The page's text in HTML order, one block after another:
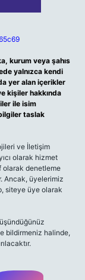
kurum veya şahıs
yalnızca kendi
yer alan içerikler
kişiler hakkında
ile isim
taslak
ve İletişim
olarak hizmet
olarak denetleme
Ancak, üyelerimiz
siteye üye olarak
bildirmeniz halinde,